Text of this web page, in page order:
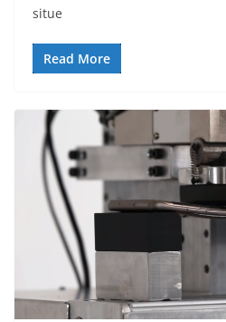
situe
Read More